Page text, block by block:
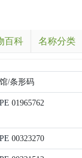
百科 名称分类
馆/条形码
PE 01965762
PE 00323270